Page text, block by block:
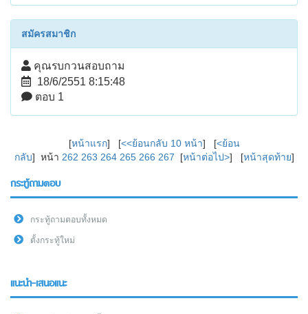
สมัครสมาชิก
คุณรบกวนสอบถาม
18/6/2551 8:15:48
ตอบ 1
[หน้าแรก] [<<ย้อนกลับ 10 หน้า] [<ย้อน
กลับ] หน้า 262 263 264 265 266 267 [หน้าต่อไป>] [หน้าสุดท้าย]
กระทู้ถามตอบ
กระทู้ถามตอบทั้งหมด
ตั้งกระทู้ใหม่
แนะนำ-เสนอแนะ